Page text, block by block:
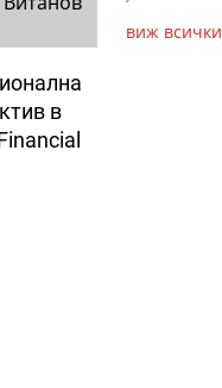
в
виж всички